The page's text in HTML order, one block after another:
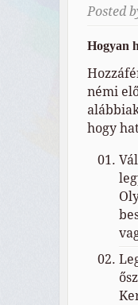
Posted
Hogyan
némi
hogy